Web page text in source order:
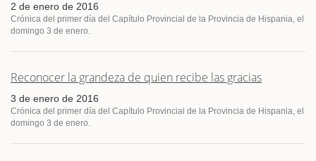
2 de enero de 2016
Crónica del primer día del Capítulo Provincial de la Provincia de Hispania, el
domingo 3 de enero.
Reconocer la grandeza de quien recibe las gracias
3 de enero de 2016
Crónica del primer día del Capítulo Provincial de la Provincia de Hispania, el
domingo 3 de enero.